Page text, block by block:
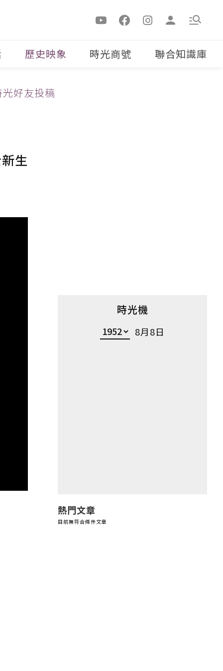
歷史映象 時光商號 聯合知識庫
好友投稿
生
時光機
8月8日
熱門文章
目前無符合條件文章